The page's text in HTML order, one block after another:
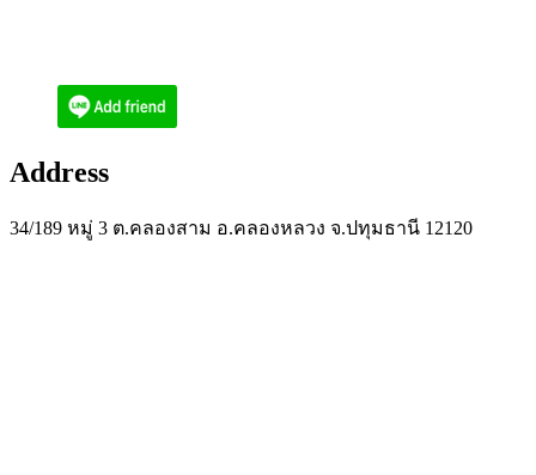
Address
34/189 หมู่ 3 ต.คลองสาม อ.คลองหลวง จ.ปทุมธานี 12120